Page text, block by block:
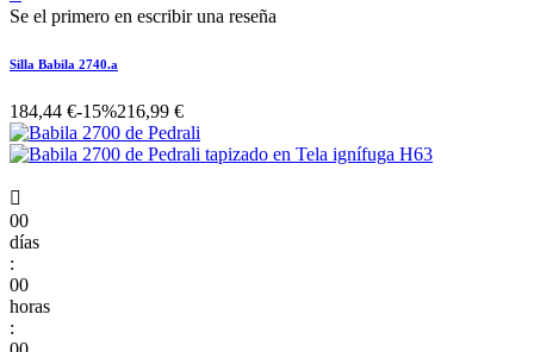
Se el primero en escribir una reseña
Silla Babila 2740.a
184,44 €-15%216,99 €

00
días
:
00
horas
: